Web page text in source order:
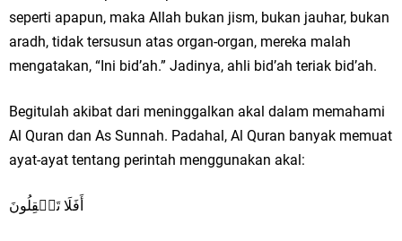
seperti apapun, maka Allah bukan jism, bukan jauhar, bukan
aradh, tidak tersusun atas organ-organ, mereka malah
mengatakan, “Ini bid’ah.” Jadinya, ahli bid’ah teriak bid’ah.
Begitulah akibat dari meninggalkan akal dalam memahami
Al Quran dan As Sunnah. Padahal, Al Quran banyak memuat
ayat-ayat tentang perintah menggunakan akal:
أَفَلَا تَعۡقِلُونَ